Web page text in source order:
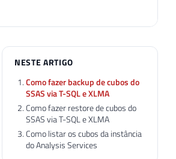
NESTE ARTIGO
Como fazer backup de cubos do
SSAS via T-SQL e XLMA
Como fazer restore de cubos do
SSAS via T-SQL e XLMA
Como listar os cubos da instância
do Analysis Services